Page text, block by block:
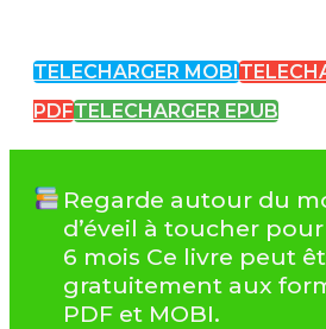
TELECHARGER MOBI
PDFTELECHARGER EPUB
Regarde autour du
d’éveil à toucher
6 mois Ce livre peut
gratuitement aux
PDF et MOBI.